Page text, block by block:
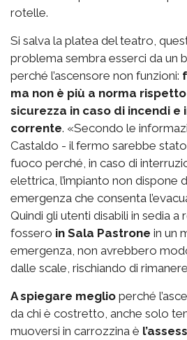
rotelle.
Si salva la platea del teatro,
problema sembra esserci da un
perché l’ascensore non funzioni:
ma non è più a norma
sicurezza in caso di incendi
corrente. «Secondo le
Castaldo - il fermo sarebbe
fuoco perché, in caso di
elettrica, l’impianto non dispone
emergenza che consenta
Quindi gli utenti disabili in sedia a
fossero in Sala Pastrone in un
emergenza, non avrebbero
dalle scale, rischiando di
A spiegare meglio perché
da chi è costretto, anche solo
muoversi in carrozzina è